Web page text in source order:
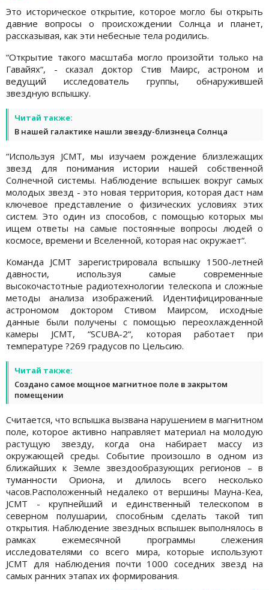
Это историческое открытие, которое могло бы открыть
давние вопросы о происхождении Солнца и планет,
рассказывая, как эти небесные тела родились.
“Открытие такого масштаба могло произойти только на
Гавайях“, - сказал доктор Стив Маирс, астроном и
ведущий исследователь группы, обнаружившей
звездную вспышку.
Читай также:
В нашей галактике нашли звезду-близнеца Солнца
“Используя JCMT, мы изучаем рождение близлежащих
звезд для понимания истории нашей собственной
Солнечной системы. Наблюдение вспышек вокруг самых
молодых звезд - это новая территория, которая даст нам
ключевое представление о физических условиях этих
систем. Это один из способов, с помощью которых мы
ищем ответы на самые постоянные вопросы людей о
космосе, времени и Вселенной, которая нас окружает“.
Команда JCMT зарегистрировала вспышку 1500-летней
давности, используя самые современные
высокочастотные радиотехнологии телескопа и сложные
методы анализа изображений. Идентифицированные
астрономом доктором Стивом Маирсом, исходные
данные были получены с помощью переохлажденной
камеры JCMT, “SCUBA-2“, которая работает при
температуре ?269 градусов по Цельсию.
Читай также:
Создано самое мощное магнитное поле в закрытом
помещении
Считается, что вспышка вызвана нарушением в магнитном
поле, которое активно направляет материал на молодую
растущую звезду, когда она набирает массу из
окружающей среды. Событие произошло в одном из
ближайших к Земле звездообразующих регионов – в
туманности Ориона, и длилось всего несколько
часов.Расположенный недалеко от вершины Мауна-Кеа,
JCMT - крупнейший и единственный телескопом в
северном полушарии, способным сделать такой тип
открытия. Наблюдение звездных вспышек выполнялось в
рамках ежемесячной программы слежения
исследователями со всего мира, которые используют
JCMT для наблюдения почти 1000 соседних звезд на
самых ранних этапах их формирования.